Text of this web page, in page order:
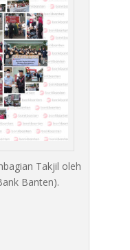
Takjil oleh
Banten).